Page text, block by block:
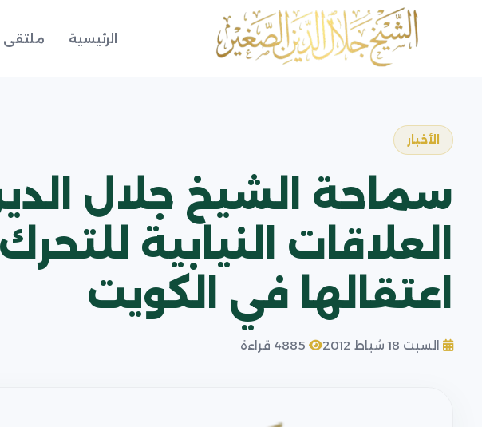
الرئيسية ملتقى
الأخبار
سماحة الشيخ جلال
العلاقات النيابية
اعتقالها في الكويت
السبت 18 شباط 2012